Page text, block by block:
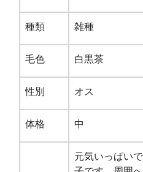
種類 雑種
毛色 白黒茶
性別 オス
体格 中
元気いっぱい